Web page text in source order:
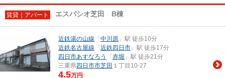
賃貸｜アパート エスパシオ芝田 B棟
近鉄湯の山線 「 中川原 」駅 徒歩10分
近鉄名古屋線 「 近鉄四日市 」駅 徒歩17分
四日市あすなろう
「 赤堀 」駅 徒歩21分
三重県四日市市芝田 １丁目10-27
4.5万円